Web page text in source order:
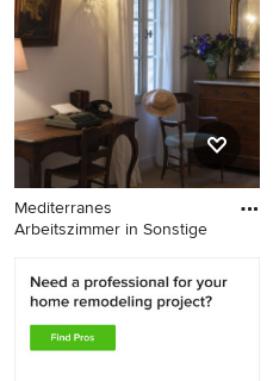
Mediterranes
Arbeitszimmer in Sonstige
Mediterranes Arbeitszimmer
in Sonstige